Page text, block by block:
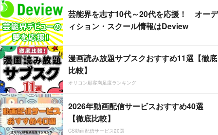
芸能界を志す10代～20代を応援！ オーデ
ィション・スクール情報はDeview
漫画読み放題サブスクおすすめ11選【徹底
比較】
オリコン顧客満足度ランキング
2026年動画配信サービスおすすめ40選
【徹底比較】
CS動画配信サービス20選